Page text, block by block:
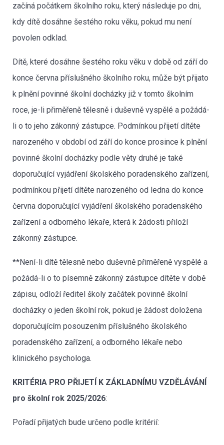
začíná počátkem školního roku, který následuje po dni,
kdy dítě dosáhne šestého roku věku, pokud mu není
povolen odklad.
Dítě, které dosáhne šestého roku věku v době od září do
konce června příslušného školního roku, může být přijato
k plnění povinné školní docházky již v tomto školním
roce, je-li přiměřeně tělesně i duševně vyspělé a požádá-
li o to jeho zákonný zástupce. Podmínkou přijetí dítěte
narozeného v období od září do konce prosince k plnění
povinné školní docházky podle věty druhé je také
doporučující vyjádření školského poradenského zařízení,
podmínkou přijetí dítěte narozeného od ledna do konce
června doporučující vyjádření školského poradenského
zařízení a odborného lékaře, která k žádosti přiloží
zákonný zástupce.
**Není-li dítě tělesně nebo duševně přiměřeně vyspělé a
požádá-li o to písemně zákonný zástupce dítěte v době
zápisu, odloží ředitel školy začátek povinné školní
docházky o jeden školní rok, pokud je žádost doložena
doporučujícím posouzením příslušného školského
poradenského zařízení, a odborného lékaře nebo
klinického psychologa.
KRITÉRIA PRO PŘIJETÍ K ZÁKLADNÍMU VZDĚLÁVÁNÍ
pro školní rok 2025/2026:
Pořadí přijatých bude určeno podle kritérií: